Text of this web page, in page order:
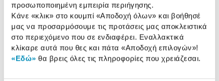
προσωποποιημένη εμπειρία περιήγησης.
Κάνε «κλικ» στο κουμπί «Αποδοχή όλων» και βοήθησέ
μας να προσαρμόσουμε τις προτάσεις μας αποκλειστικά
στο περιεχόμενο που σε ενδιαφέρει. Εναλλακτικά
κλίκαρε αυτά που θες και πάτα «Αποδοχή επιλογών»!
«Εδώ» θα βρεις όλες τις πληροφορίες που χρειάζεσαι.
Έως 2 έτη εγγύησης ΠΛΑΙΣΙΟ
COMPUTERS A.E.B.E.
Πληροφορίες
Χαρακτηριστικά